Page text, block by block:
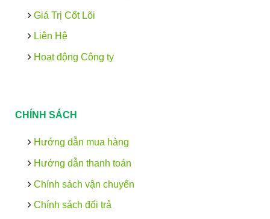
Giá Trị Cốt Lõi
Liên Hệ
Hoạt động Công ty
CHÍNH SÁCH
Hướng dẫn mua hàng
Hướng dẫn thanh toán
Chính sách vận chuyển
Chính sách đổi trả